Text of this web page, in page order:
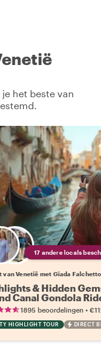
het beste van
17 andere locals
van Venetië met Giada Falchetto
& Hidden
Canal Gondola
1895 beoordelingen •
HIGHLIGHT TOUR DIRECT